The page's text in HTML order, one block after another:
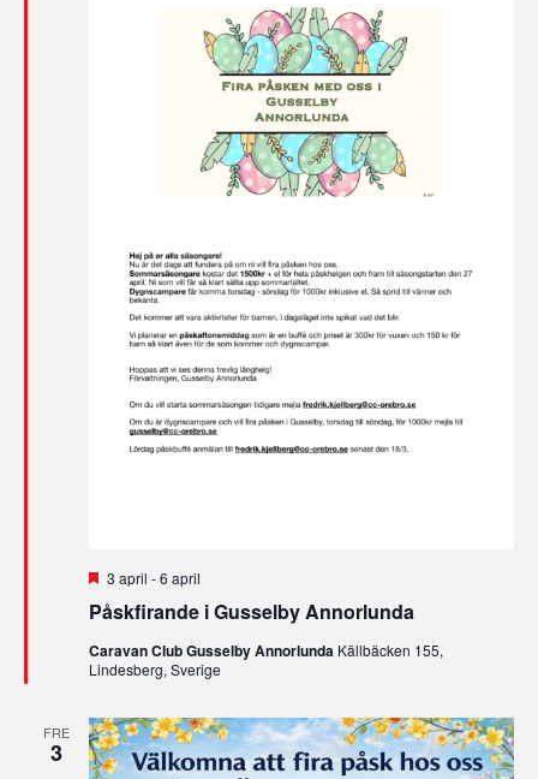
Påskfirande i Gusselby Annorlunda
Utvalt
3 april -6 april
Caravan Club Gusselby Annorlunda Källbäcken 155,
Lindesberg, Sverige
FRE
3